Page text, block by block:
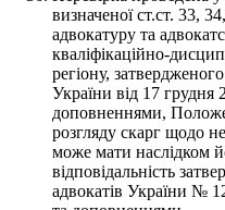
визначеної ст.ст. 33,
адвокатуру та
кваліфікаційно-
регіону,
України від 17 грудня
доповненнями,
розгляду скарг щодо
може мати наслідком
відповідальність
адвокатів України №